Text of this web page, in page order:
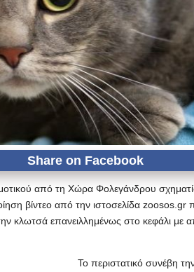
από τη Χώρα Φολεγάνδρου
βίντεο από την ιστοσελίδα zoosos.gr
κλωτσά επανειλλημένως στο κεφάλι με
Το περιστατικό συνέβη